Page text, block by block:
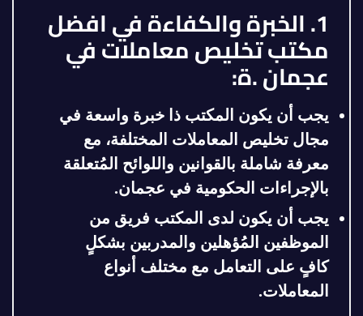
1. الخبرة والكفاءة في افضل
مكتب تخليص معاملات في
عجمان .ة:
يجب أن يكون المكتب ذا خبرة واسعة في
مجال تخليص المعاملات المختلفة، مع
معرفة شاملة بالقوانين واللوائح المُتعلقة
بالإجراءات الحكومية في عجمان.
يجب أن يكون لدى المكتب فريق من
الموظفين المُؤهلين والمدربين بشكلٍ
كافٍ على التعامل مع مختلف أنواع
المعاملات.